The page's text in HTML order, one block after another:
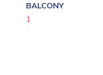
BALCONY
1